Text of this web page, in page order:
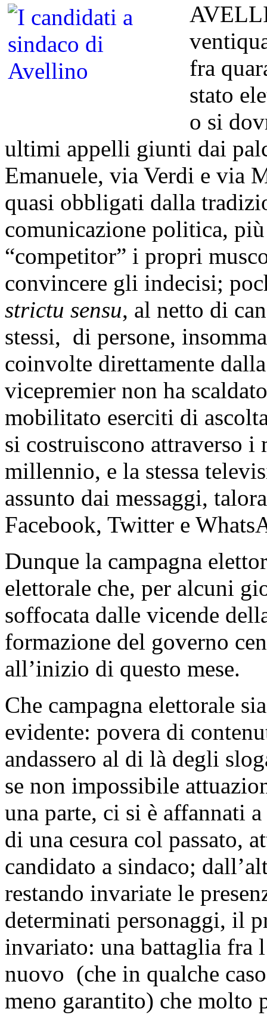
fra
stato
o si
ultimi appelli giunti dai
Emanuele, via Verdi e via
quasi obbligati dalla
comunicazione politica,
“competitor” i propri
convincere gli indecisi;
strictu sensu, al netto di
stessi, di persone,
coinvolte direttamente
vicepremier non ha
mobilitato eserciti di
si costruiscono attraverso
millennio, e la stessa
assunto dai messaggi,
Facebook, Twitter e
Dunque la campagna
elettorale che, per alcuni
soffocata dalle vicende
formazione del governo
all’inizio di questo mese.
Che campagna elettorale
evidente: povera di
andassero al di là degli
se non impossibile
una parte, ci si è affannati
di una cesura col passato,
candidato a sindaco;
restando invariate le
determinati personaggi, il
invariato: una battaglia fra
nuovo (che in qualche
meno garantito) che